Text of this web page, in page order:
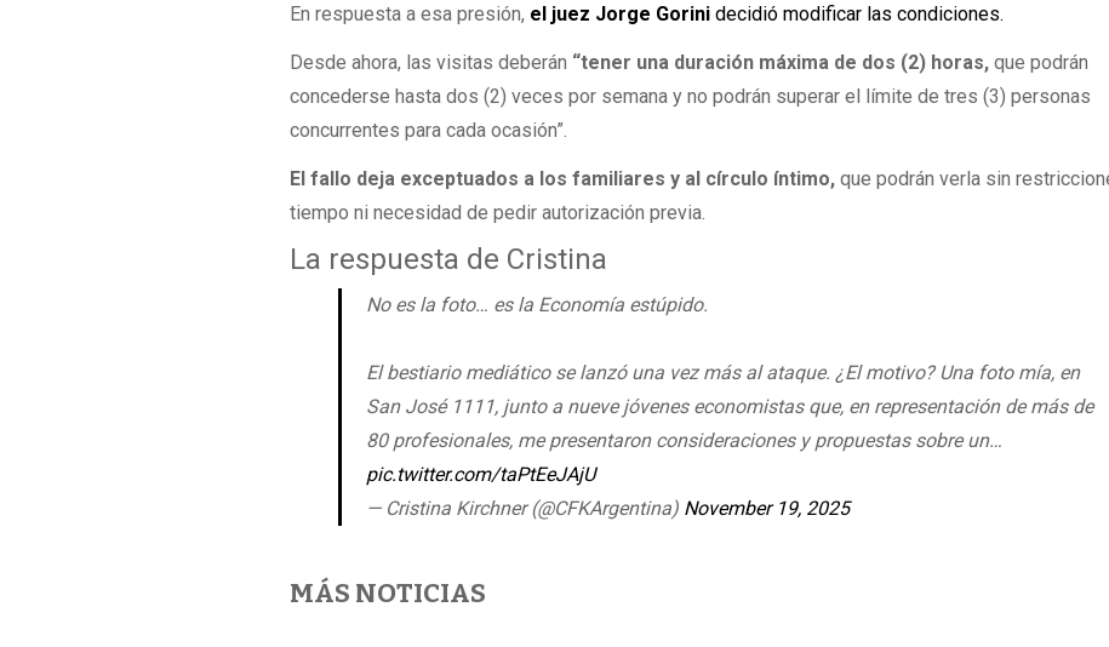
En respuesta a esa presión, el juez Jorge Gorinidecidió modificar las condiciones.
Desde ahora, las visitas deberán “tener una duración máxima de dos (2) horas,que podrán
concederse hasta dos (2) veces por semana y no podrán superar el límite de tres (3) personas
concurrentes para cada ocasión”.
El fallo deja exceptuados a los familiares y al círculo íntimo,que podrán verla sin
tiempo ni necesidad de pedir autorización previa.
La respuesta de Cristina
No es la foto… es la Economía estúpido.
El bestiario mediático se lanzó una vez más al ataque. ¿El motivo? Una foto mía, en
San José 1111, junto a nueve jóvenes economistas que, en representación de más de
80 profesionales, me presentaron consideraciones y propuestas sobre un…
pic.twitter.com/taPtEeJAjU
— Cristina Kirchner (@CFKArgentina) November 19, 2025
MÁS NOTICIAS